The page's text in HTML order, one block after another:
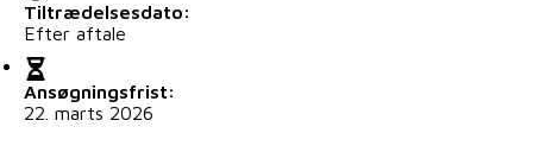
Tiltrædelsesdato:
Efter aftale
Ansøgningsfrist:
22. marts 2026